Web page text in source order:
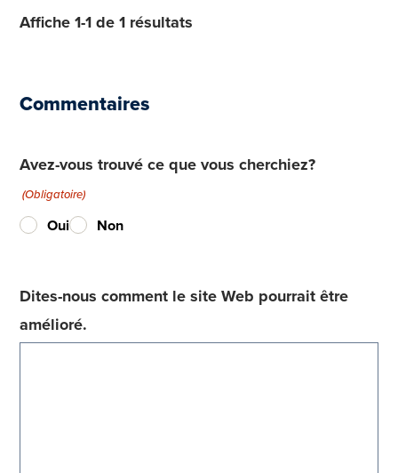
Affiche 1-1 de 1 résultats
Commentaires
Avez-vous trouvé ce que vous cherchiez?
(Obligatoire)
Oui Non
Dites-nous comment le site Web pourrait être
amélioré.